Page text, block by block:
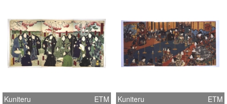
Kuniteru ETM Kuniteru ETM